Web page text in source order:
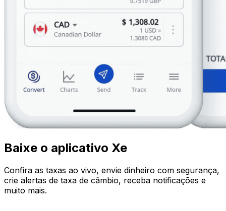
Baixe o aplicativo Xe
Confira as taxas ao vivo, envie dinheiro com segurança,
crie alertas de taxa de câmbio, receba notificações e
muito mais.